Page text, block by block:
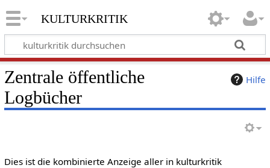
kulturkritik
Hilfe
Zentrale öffentliche
Logbücher
Dies ist die kombinierte Anzeige aller in kulturkritik